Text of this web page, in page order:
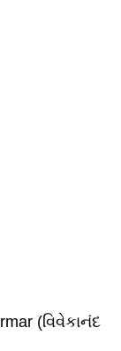
(વિવેકાનંદ